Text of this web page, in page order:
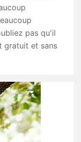
pas qu'il
gratuit et sans